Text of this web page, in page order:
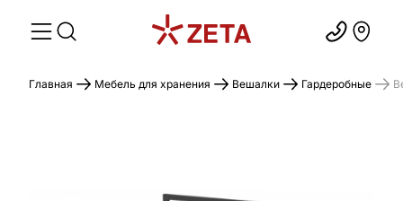
Главная Мебель для хранения Вешалки Гардеробные